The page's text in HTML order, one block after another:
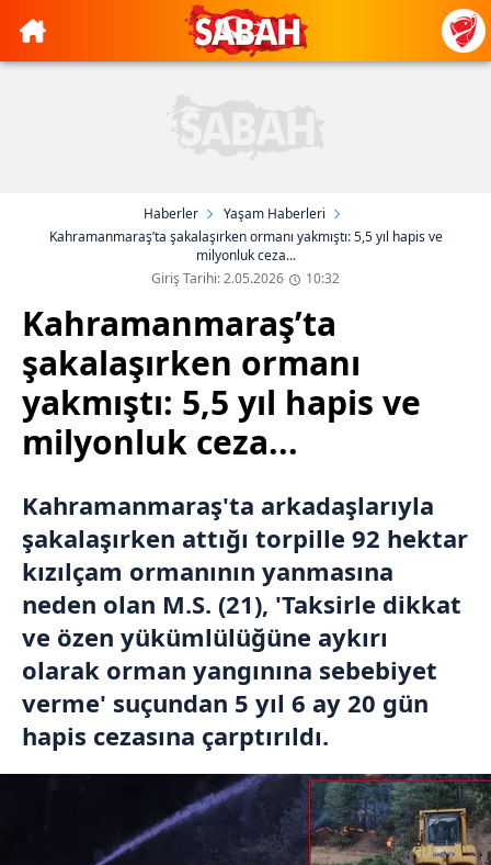
Haberler
Yaşam Haberleri
Kahramanmaraş’ta şakalaşırken ormanı yakmıştı: 5,5 yıl hapis ve
milyonluk ceza...
Giriş Tarihi: 2.05.2026
10:32
Kahramanmaraş’ta
şakalaşırken ormanı
yakmıştı: 5,5 yıl hapis ve
milyonluk ceza...
Kahramanmaraş'ta arkadaşlarıyla
şakalaşırken attığı torpille 92 hektar
kızılçam ormanının yanmasına
neden olan M.S. (21), 'Taksirle dikkat
ve özen yükümlülüğüne aykırı
olarak orman yangınına sebebiyet
verme' suçundan 5 yıl 6 ay 20 gün
hapis cezasına çarptırıldı.